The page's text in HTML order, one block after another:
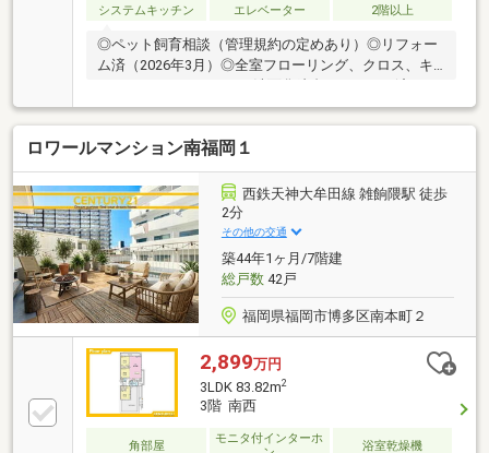
システムキッチン エレベーター 2階以上
◎ペット飼育相談（管理規約の定めあり）◎リフォー
ム済（2026年3月）◎全室フローリング、クロス、キ
3LDKマンションです。徒歩5分圏内に商業施設も揃っ
ています。お問い合わせお待ちしております。
ロワールマンション南福岡１
西鉄天神大牟田線 雑餉隈駅 徒歩
2分
その他の交通
築44年1ヶ月/7階建
総戸数42戸
福岡県福岡市博多区南本町２
2,899万円
3LDK 83.82m2
3階 南西
角部屋
モニタ付インターホ
浴室乾燥機